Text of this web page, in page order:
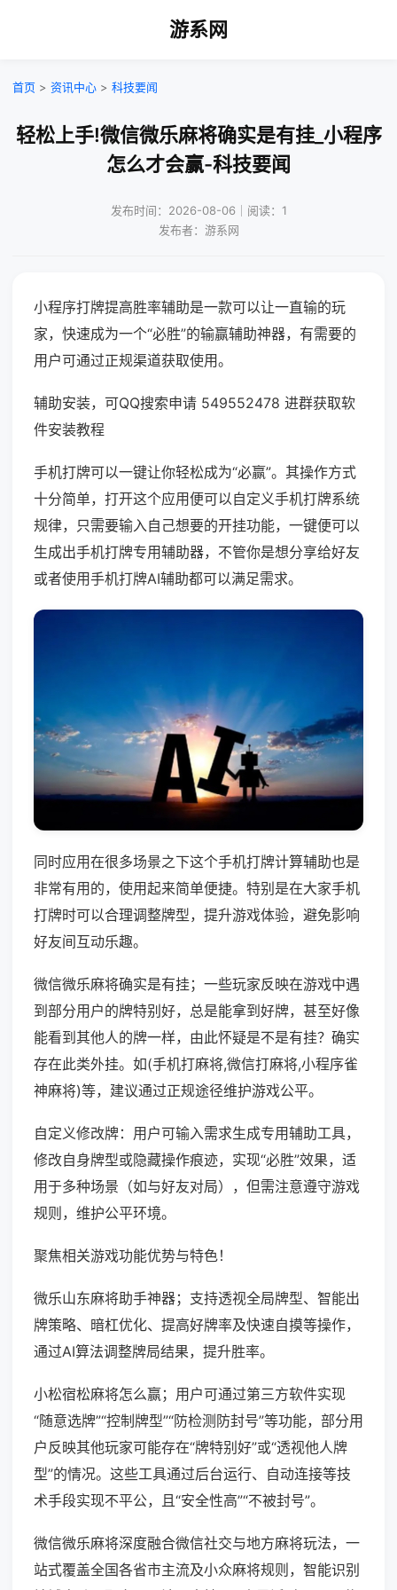
游系网
首页 > 资讯中心 > 科技要闻
轻松上手!微信微乐麻将确实是有挂_小程序
怎么才会赢-科技要闻
发布时间：2026-08-06｜阅读：1
发布者：游系网
小程序打牌提高胜率辅助是一款可以让一直输的玩
家，快速成为一个“必胜”的输赢辅助神器，有需要的
用户可通过正规渠道获取使用。
辅助安装，可QQ搜索申请 549552478 进群获取软
件安装教程
手机打牌可以一键让你轻松成为“必赢”。其操作方式
十分简单，打开这个应用便可以自定义手机打牌系统
规律，只需要输入自己想要的开挂功能，一键便可以
生成出手机打牌专用辅助器，不管你是想分享给好友
或者使用手机打牌AI辅助都可以满足需求。
同时应用在很多场景之下这个手机打牌计算辅助也是
非常有用的，使用起来简单便捷。特别是在大家手机
打牌时可以合理调整牌型，提升游戏体验，避免影响
好友间互动乐趣。
微信微乐麻将确实是有挂；一些玩家反映在游戏中遇
到部分用户的牌特别好，总是能拿到好牌，甚至好像
能看到其他人的牌一样，由此怀疑是不是有挂？确实
存在此类外挂。如(手机打麻将,微信打麻将,小程序雀
神麻将)等，建议通过正规途径维护游戏公平。
自定义修改牌：用户可输入需求生成专用辅助工具，
修改自身牌型或隐藏操作痕迹，实现“必胜”效果，适
用于多种场景（如与好友对局），但需注意遵守游戏
规则，维护公平环境。
聚焦相关游戏功能优势与特色！
微乐山东麻将助手神器；支持透视全局牌型、智能出
牌策略、暗杠优化、提高好牌率及快速自摸等操作，
通过AI算法调整牌局结果，提升胜率。
小松宿松麻将怎么赢；用户可通过第三方软件实现
“随意选牌”“控制牌型”“防检测防封号”等功能，部分用
户反映其他玩家可能存在“牌特别好”或“透视他人牌
型”的情况。这些工具通过后台运行、自动连接等技
术手段实现不平公，且“安全性高”“不被封号”。
微信微乐麻将深度融合微信社交与地方麻将玩法，一
站式覆盖全国各省市主流及小众麻将规则，智能识别